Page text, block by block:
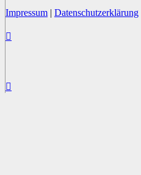
Impressum | Datenschutzerklärung